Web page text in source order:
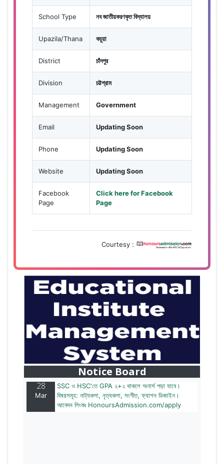
School Type নব জাতীয়করণকৃত বিদ্যালয়
Upazila/Thana কচুয়া
District চাঁদপুর
Division চট্টগ্রাম
Management Government
Email Updating Soon
Phone Updating Soon
Website Updating Soon
Facebook
Page
Click here for Facebook
Page
Courtesy :
Notice Board
বাজেটের মধ্যে প্রাইভেট ইউনিভার্সিটিতে অনার্স পড়ার সুযোগ।
২০টির অধিক বিষয়, ৪ বছরে মোট খরচ ২ লক্ষ থেকে ৫ লক্ষ টাকা।
আবেদন লিংকঃ HonoursAdmission.com/apply
28
Mar
SSC ও HSC'তে GPA ২+২ থাকলে অনার্স পড়া যাবে।
বিষয়সমূহ: নাট্যকলা, নৃত্যকলা, সংগীত, ফ্যাশন ডিজাইন।
আবেদন লিংকঃ HonoursAdmission.com/apply